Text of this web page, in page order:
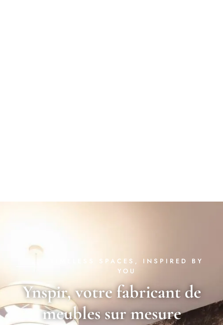
TIMELESS SPACES, INSPIRED BY
YOU
Ynspir, votre fabricant de
meubles sur mesure